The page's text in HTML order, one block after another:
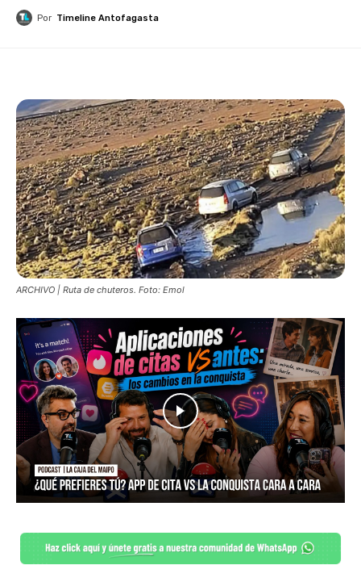
Por Timeline Antofagasta
ARCHIVO | Ruta de chuteros. Foto: Emol